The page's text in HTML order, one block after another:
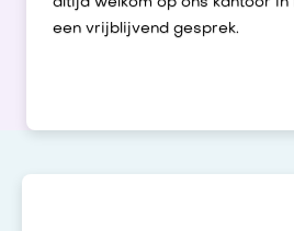
een vrijblijvend gesprek.